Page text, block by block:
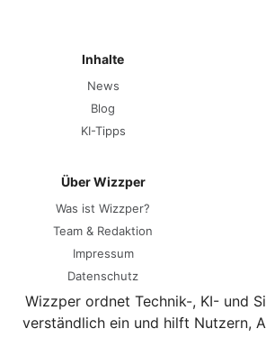
Inhalte
News
Blog
KI-Tipps
Über Wizzper
Was ist Wizzper?
Team & Redaktion
Impressum
Datenschutz
Wizzper ordnet Technik-, KI- und
verständlich ein und hilft Nutzern,